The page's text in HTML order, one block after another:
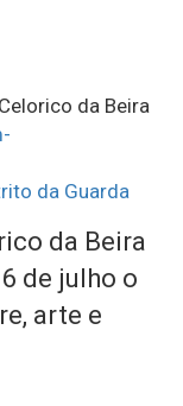
da Beira
da Guarda
da Beira
de julho o
arte e